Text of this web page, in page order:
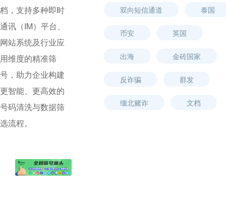
档，支持多种即时
通讯（IM）平台、
网站系统及行业应
用维度的精准筛
号，助力企业构建
更智能、更高效的
号码清洗与数据筛
选流程。
双向短信通道 泰国
币安 英国
出海 金砖国家
反诈骗 群发
缅北赌诈 文档